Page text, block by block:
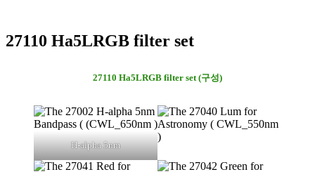
27110 Ha5LRGB filter set
27110 Ha5LRGB filter set (구성)
H-alpha 5nm